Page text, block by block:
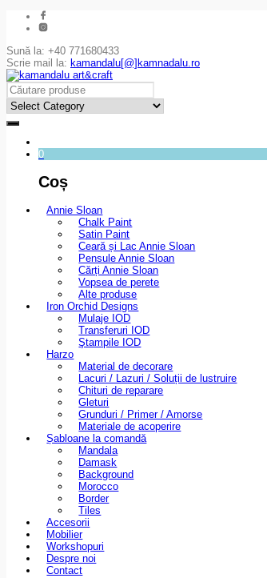
Sună la: +40 771680433
Scrie mail la: kamandalu[@]kamnadalu.ro
0
Coș
Annie Sloan
Chalk Paint
Satin Paint
Ceară și Lac Annie Sloan
Pensule Annie Sloan
Cărți Annie Sloan
Vopsea de perete
Alte produse
Iron Orchid Designs
Mulaje IOD
Transferuri IOD
Ştampile IOD
Harzo
Material de decorare
Lacuri / Lazuri / Soluții de lustruire
Chituri de reparare
Gleturi
Grunduri / Primer / Amorse
Materiale de acoperire
Șabloane la comandă
Mandala
Damask
Background
Morocco
Border
Tiles
Accesorii
Mobilier
Workshopuri
Despre noi
Contact